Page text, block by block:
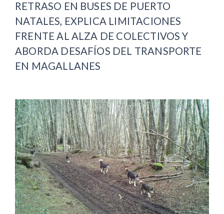
RETRASO EN BUSES DE PUERTO
NATALES, EXPLICA LIMITACIONES
FRENTE AL ALZA DE COLECTIVOS Y
ABORDA DESAFÍOS DEL TRANSPORTE
EN MAGALLANES